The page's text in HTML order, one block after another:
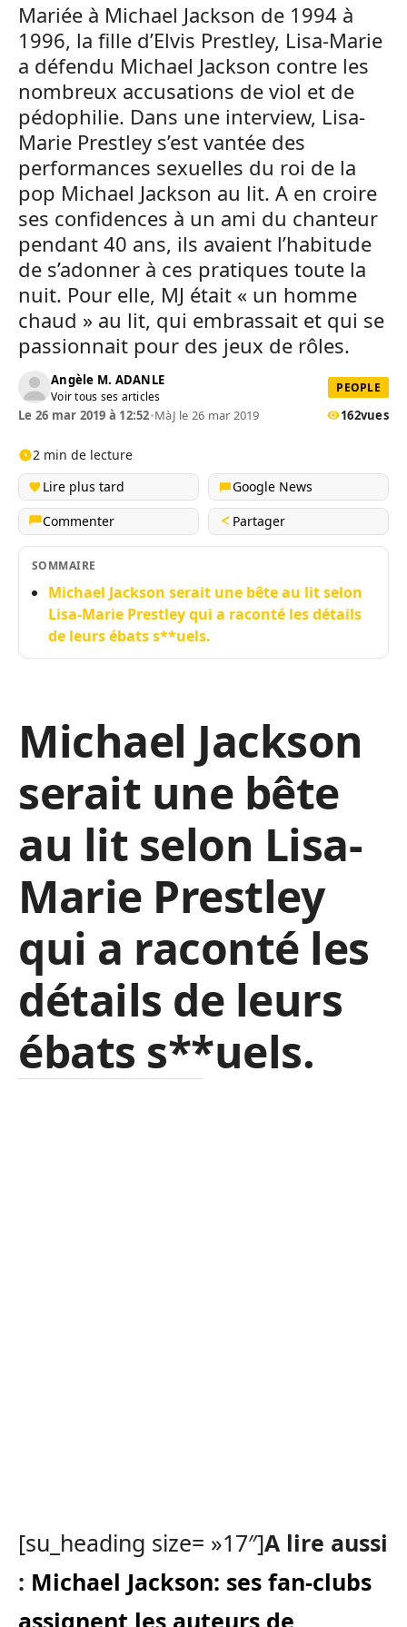
Mariée à Michael Jackson de 1994 à
1996, la fille d’Elvis Prestley, Lisa-Marie
a défendu Michael Jackson contre les
nombreux accusations de viol et de
pédophilie. Dans une interview, Lisa-
Marie Prestley s’est vantée des
performances sexuelles du roi de la
pop Michael Jackson au lit. A en croire
ses confidences à un ami du chanteur
pendant 40 ans, ils avaient l’habitude
de s’adonner à ces pratiques toute la
nuit. Pour elle, MJ était « un homme
chaud » au lit, qui embrassait et qui se
passionnait pour des jeux de rôles.
Angèle M. ADANLE
Voir tous ses articles
PEOPLE
Le 26 mar 2019 à 12:52•MàJ le 26 mar 2019 162vues
2 min de lecture
Lire plus tard
Google News
Commenter
Partager
SOMMAIRE
Michael Jackson serait une bête au lit selon
Lisa-Marie Prestley qui a raconté les détails
de leurs ébats s**uels.
Michael Jackson
serait une bête
au lit selon Lisa-
Marie Prestley
qui a raconté les
détails de leurs
ébats s**uels.
[su_heading size= »17″]A lire aussi
: Michael Jackson: ses fan-clubs